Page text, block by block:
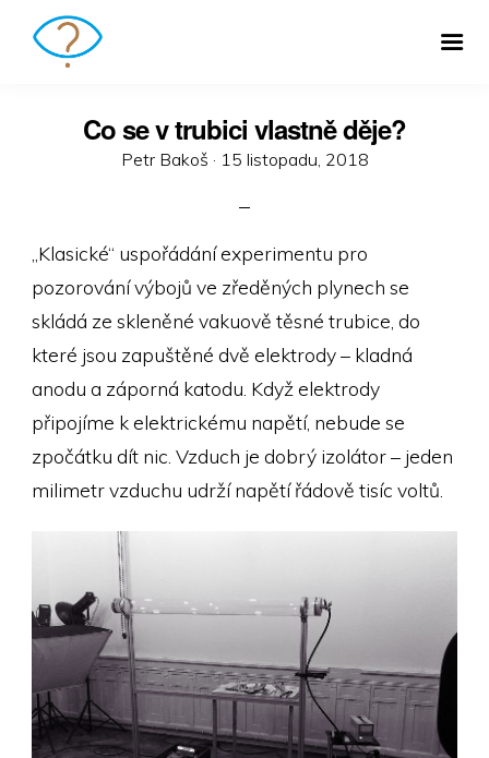
Co se v trubici vlastně děje?
Petr Bakoš · Posted
15 listopadu, 2018
„Klasické“ uspořádání experimentu pro
pozorování výbojů ve zředěných plynech se
skládá ze skleněné vakuově těsné trubice, do
které jsou zapuštěné dvě elektrody – kladná
anodu a záporná katodu. Když elektrody
připojíme k elektrickému napětí, nebude se
zpočátku dít nic. Vzduch je dobrý izolátor – jeden
milimetr vzduchu udrží napětí řádově tisíc voltů.